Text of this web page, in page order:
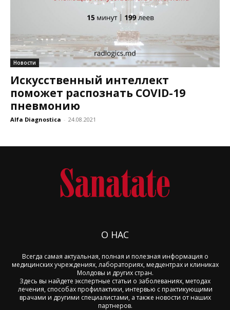
Новости
Искусственный интеллект
поможет распознать COVID-19
пневмонию
Alfa Diagnostica - 24.08.2021
О НАС
Всегда самая актуальная, полная и полезная информация о
медицинских учреждениях, лабораториях, медцентрах и клиниках
Молдовы и других стран.
Здесь вы найдете экспертные статьи о заболеваниях, методах
лечения, способах профилактики, интервью с практикующими
врачами и другими специалистами, а также новости от наших
партнеров.